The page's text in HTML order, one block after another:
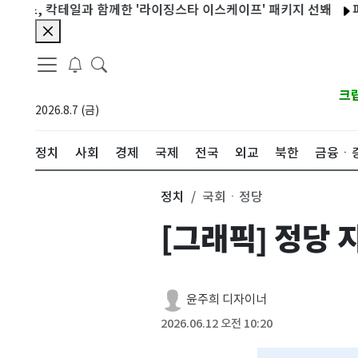
칵테일과 함께한 '라이징스타 이스케이프' 패키지 선봬 파마리
2026.8.7 (금)
크
정치 사회 경제 국제 전국 외교 북한 금융ㆍ
정치 국회ㆍ정당
[그래픽] 정당
윤주희 디자이너
2026.06.12 오전 10:20